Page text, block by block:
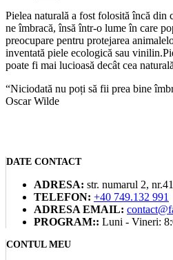
32.00lei.
Pielea naturală a fost folosită încă din
ne îmbracă, însă într-o lume în care
preocupare pentru protejarea
inventată piele ecologică sau
poate fi mai lucioasă decât cea
“Niciodată nu poți să fii prea bine
Oscar Wilde
DATE CONTACT
ADRESA: str. numarul 2,
TELEFON: +40 749.132 991
ADRESA EMAIL:
PROGRAM:: Luni - Vineri:
CONTUL MEU